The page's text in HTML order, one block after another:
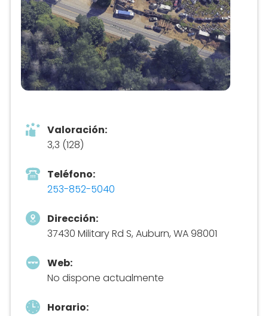
Valoración:
3,3 (128)
Teléfono:
253-852-5040
Dirección:
37430 Military Rd S, Auburn, WA 98001
Web:
No dispone actualmente
Horario: